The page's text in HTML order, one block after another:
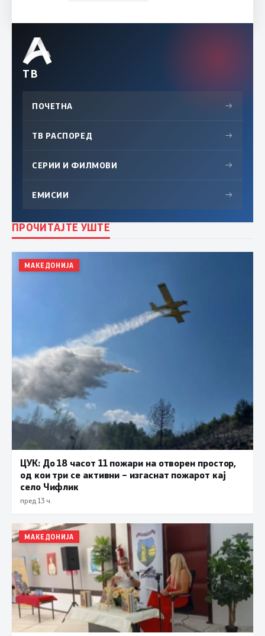
ТВ
ПОЧЕТНА →
ТВ РАСПОРЕД →
СЕРИИ И ФИЛМОВИ →
ЕМИСИИ →
ПРОЧИТАЈТЕ УШТЕ
МАКЕДОНИЈА
ЦУК: До 18 часот 11 пожари на отворен простор,
од кои три се активни – изгаснат пожарот кај
село Чифлик
пред 13 ч.
МАКЕДОНИЈА